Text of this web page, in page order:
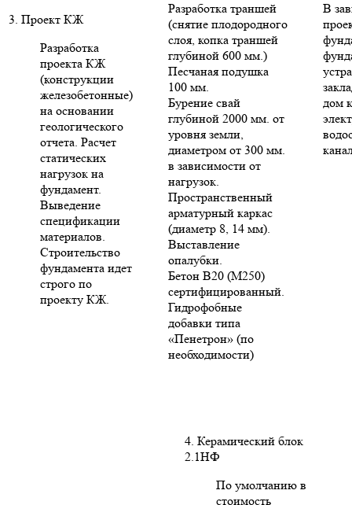
3. Проект КЖ
Разработка
проекта КЖ
(конструкции
железобетонные)
на основании
геологического
отчета. Расчет
статических
нагрузок на
фундамент.
Выведение
спецификации
материалов.
Строительство
фундамента идет
строго по
проекту КЖ.
Разработка траншей
(снятие плодородного
слоя, копка траншей
глубиной 600 мм.)
Песчаная подушка
100 мм.
Бурение свай
глубиной 2000 мм. от
уровня земли,
диаметром от 300 мм.
в зависимости от
нагрузок.
Пространственный
арматурный каркас
(диаметр 8, 14 мм).
Выставление
опалубки.
Бетон В20 (М250)
сертифицированный.
Гидрофобные
добавки типа
«Пенетрон» (по
необходимости)
В
дом
4. Керамический блок
2.1НФ
По умолчанию в
стоимость